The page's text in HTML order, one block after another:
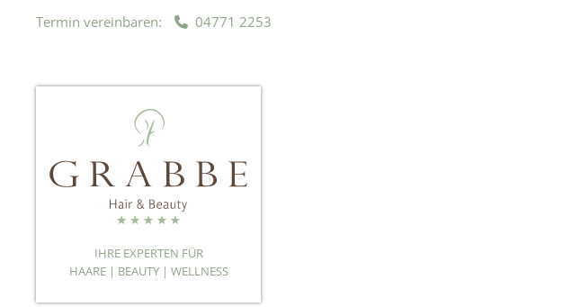
Termin vereinbaren: 04771 2253
IHRE EXPERTEN FÜR
HAARE | BEAUTY | WELLNESS